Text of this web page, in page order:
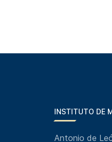
INSTITUTO DE
Antonio de